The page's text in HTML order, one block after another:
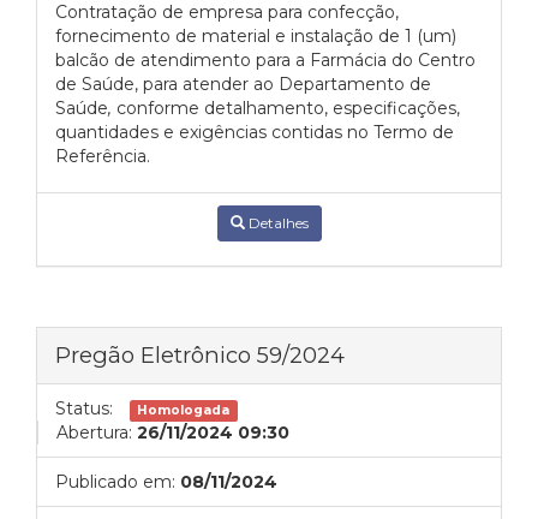
Contratação de empresa para confecção,
fornecimento de material e instalação de 1 (um)
balcão de atendimento para a Farmácia do Centro
de Saúde, para atender ao Departamento de
Saúde, conforme detalhamento, especificações,
quantidades e exigências contidas no Termo de
Referência.
Detalhes
Pregão Eletrônico 59/2024
Status: Homologada
Abertura: 26/11/2024 09:30
Publicado em: 08/11/2024